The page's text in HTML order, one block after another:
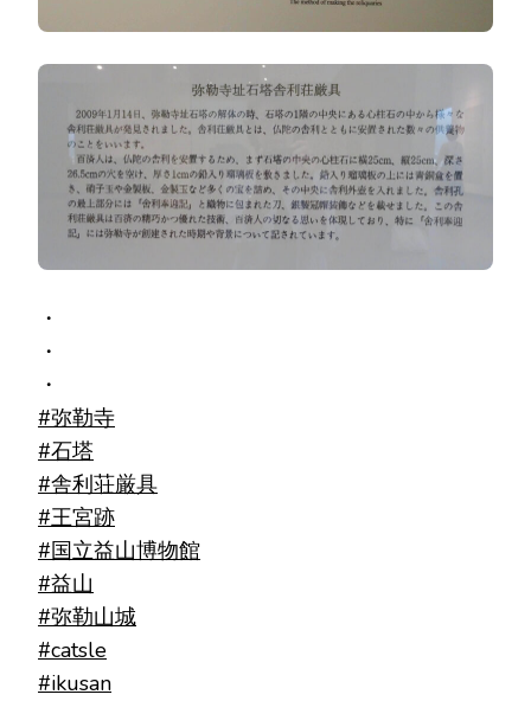
・
・
・
#弥勒寺
#石塔
#舎利荘厳具
#王宮跡
#国立益山博物館
#益山
#弥勒山城
#catsle
#ikusan